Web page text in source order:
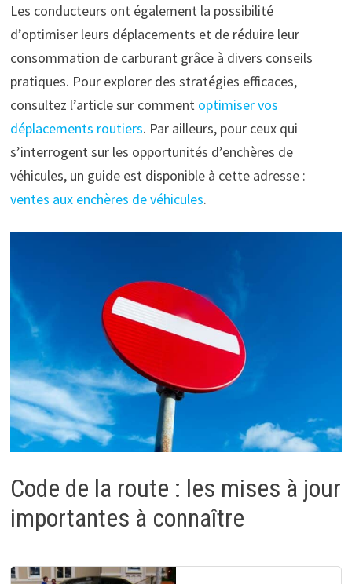
Les conducteurs ont également la possibilité
d’optimiser leurs déplacements et de réduire leur
consommation de carburant grâce à divers conseils
pratiques. Pour explorer des stratégies efficaces,
consultez l’article sur comment optimiser vos
déplacements routiers. Par ailleurs, pour ceux qui
s’interrogent sur les opportunités d’enchères de
véhicules, un guide est disponible à cette adresse :
ventes aux enchères de véhicules.
Code de la route : les mises à jour
importantes à connaître